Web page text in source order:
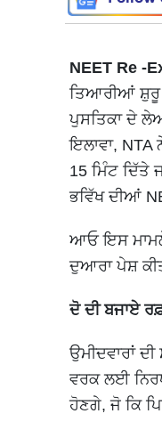
NEET Re -
ਤਿਆਰੀਆਂ ਸ਼ੁਰੂ
ਪੁਸਤਿਕਾ ਦੇ
ਇਲਾਵਾ,
15 ਮਿੰਟ ਦਿੱਤੇ
ਭਵਿੱਖ ਦੀਆਂ
ਆਓ ਇਸ ਮਾਮਲੇ
ਦੁਆਰਾ ਪੇਸ਼
ਦੋ ਦੀ ਬਜਾਏ
ਉਮੀਦਵਾਰਾਂ
ਵਰਕ ਲਈ
ਹੋਣਗੇ, ਜੋ ਕਿ